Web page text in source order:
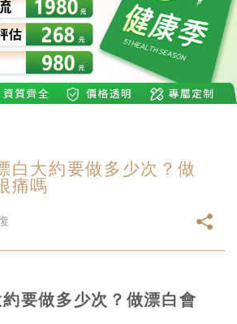
白大約要做多少次？做
痛嗎
要做多少次？做漂白會